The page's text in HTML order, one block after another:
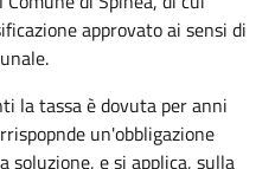
approvato ai sensi di
la tassa è dovuta per anni
un'obbligazione
e si applica, sulla